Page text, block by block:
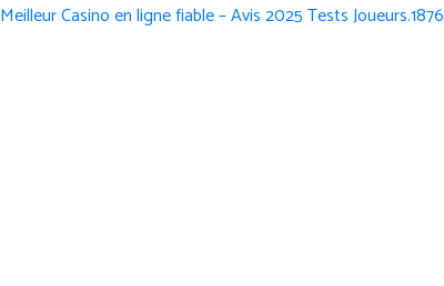
Meilleur Casino en ligne fiable – Avis 2025 Tests Joueurs.1876